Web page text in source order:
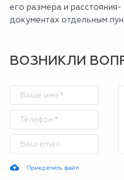
его размера и расстояния-
документах отдельным
ВОЗНИКЛИ
Прикрепить файл